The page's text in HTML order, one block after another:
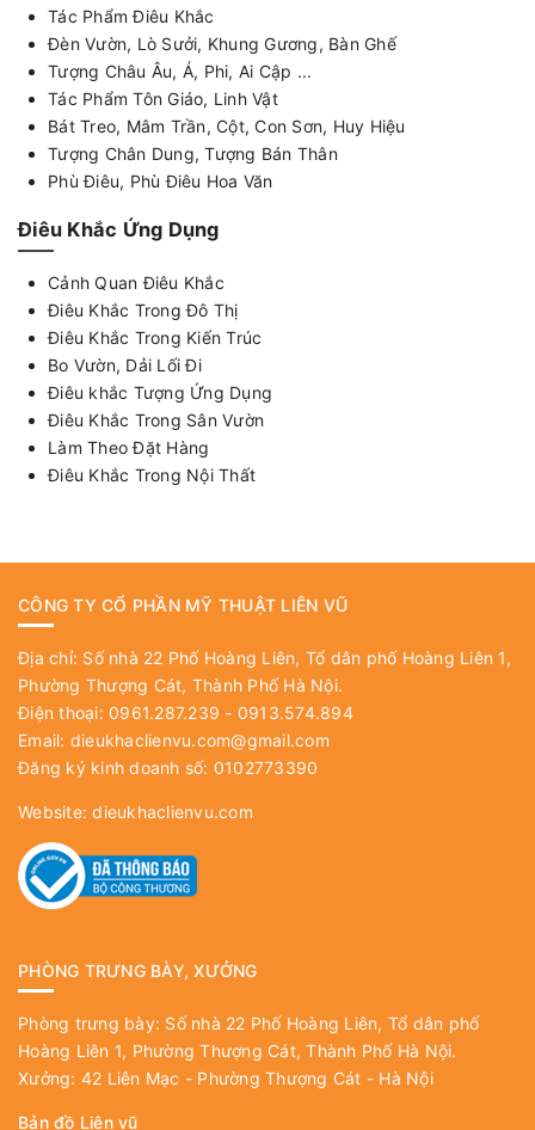
Tác Phẩm Điêu Khắc
Đèn Vườn, Lò Sưởi, Khung Gương, Bàn Ghế
Tượng Châu Âu, Á, Phi, Ai Cập ...
Tác Phẩm Tôn Giáo, Linh Vật
Bát Treo, Mâm Trần, Cột, Con Sơn, Huy Hiệu
Tượng Chân Dung, Tượng Bán Thân
Phù Điêu, Phù Điêu Hoa Văn
Điêu Khắc Ứng Dụng
Cảnh Quan Điêu Khắc
Điêu Khắc Trong Đô Thị
Điêu Khắc Trong Kiến Trúc
Bo Vườn, Dải Lối Đi
Điêu khắc Tượng Ứng Dụng
Điêu Khắc Trong Sân Vườn
Làm Theo Đặt Hàng
Điêu Khắc Trong Nội Thất
CÔNG TY CỔ PHẦN MỸ THUẬT LIÊN VŨ
Địa chỉ: Số nhà 22 Phố Hoàng Liên, Tổ dân phố Hoàng Liên 1,
Phường Thượng Cát, Thành Phố Hà Nội.
Điện thoại: 0961.287.239 - 0913.574.894
Email: dieukhaclienvu.com@gmail.com
Đăng ký kinh doanh số: 0102773390
Website:dieukhaclienvu.com
PHÒNG TRƯNG BÀY, XƯỞNG
Phòng trưng bày: Số nhà 22 Phố Hoàng Liên, Tổ dân phố
Hoàng Liên 1, Phường Thượng Cát, Thành Phố Hà Nội.
Xưởng: 42 Liên Mạc - Phường Thượng Cát - Hà Nội
Bản đồ Liên vũ